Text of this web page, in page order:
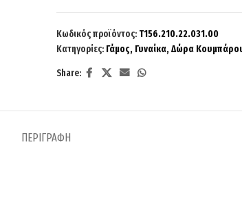
Κωδικός προϊόντος: T156.210.22.031.00
Κατηγορίες: Γάμος, Γυναίκα,Δώρα
Share:
ΠΕΡΙΓΡΑΦΉ